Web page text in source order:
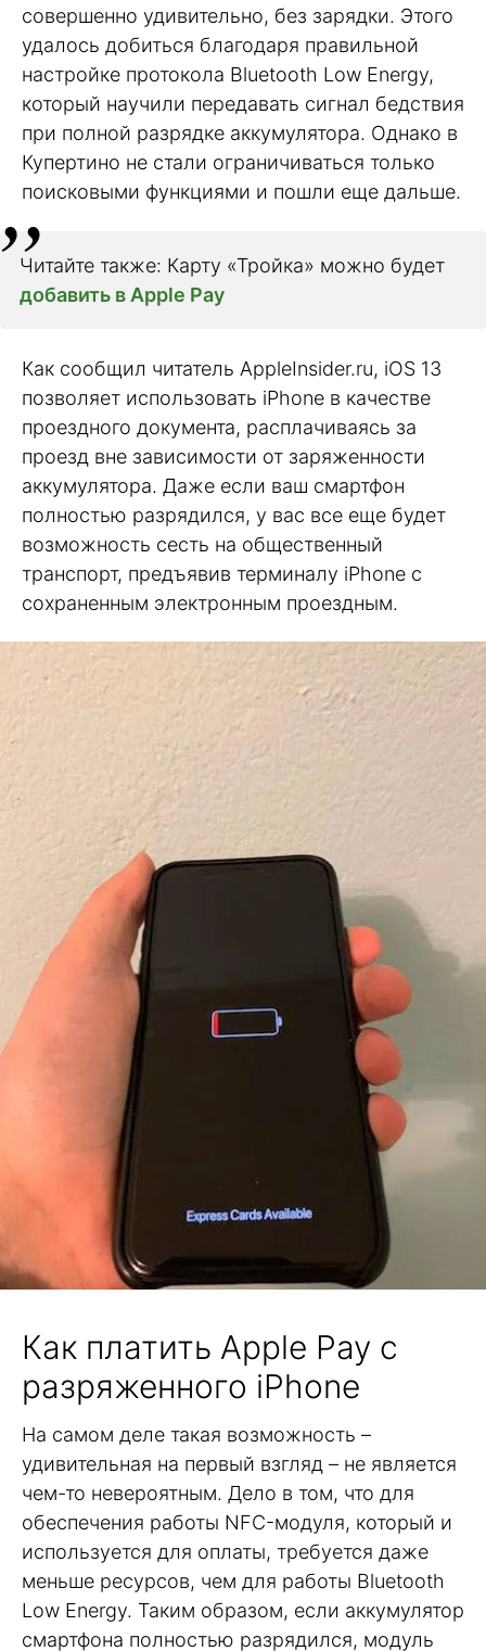
совершенно удивительно, без зарядки. Этого
удалось добиться благодаря правильной
настройке протокола Bluetooth Low Energy,
который научили передавать сигнал бедствия
при полной разрядке аккумулятора. Однако в
Купертино не стали ограничиваться только
поисковыми функциями и пошли еще дальше.
Читайте также: Карту «Тройка» можно будет
добавить в Apple Pay
Как сообщил читатель AppleInsider.ru, iOS 13
позволяет использовать iPhone в качестве
проездного документа, расплачиваясь за
проезд вне зависимости от заряженности
аккумулятора. Даже если ваш смартфон
полностью разрядился, у вас все еще будет
возможность сесть на общественный
транспорт, предъявив терминалу iPhone с
сохраненным электронным проездным.
Как платить Apple Pay с
разряженного iPhone
На самом деле такая возможность –
удивительная на первый взгляд – не является
чем-то невероятным. Дело в том, что для
обеспечения работы NFC-модуля, который и
используется для оплаты, требуется даже
меньше ресурсов, чем для работы Bluetooth
Low Energy. Таким образом, если аккумулятор
смартфона полностью разрядился, модуль